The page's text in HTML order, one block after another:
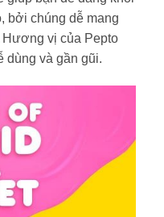
bởi chúng dễ mang
vị của Pepto
dùng và gần gũi.